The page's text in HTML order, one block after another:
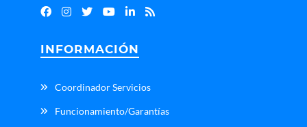
INFORMACIÓN
Coordinador Servicios
Funcionamiento/Garantías